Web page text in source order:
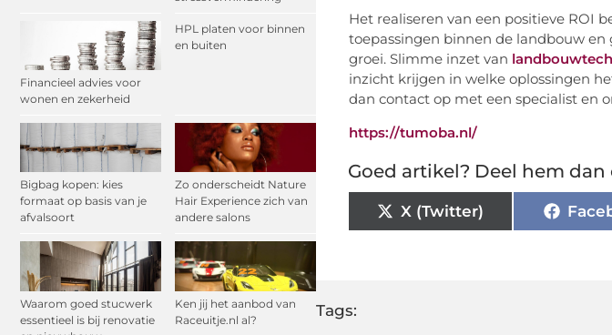
Financieel advies voor
wonen en zekerheid
HPL platen voor binnen
en buiten
Bigbag kopen: kies
formaat op basis van je
afvalsoort
Zo onderscheidt Nature
Hair Experience zich van
andere salons
Waarom goed stucwerk
essentieel is bij renovatie
Ken jij het aanbod van
Raceuitje.nl al?
Het realiseren van een positieve ROI
toepassingen binnen de landbouw
groei. Slimme inzet van
inzicht krijgen in welke oplossingen
dan contact op met een specialist en
https://tumoba.nl/
Goed artikel? Deel hem dan
X (Twitter)
Tags: